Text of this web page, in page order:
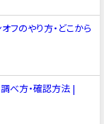
フのやり方・どこから
べ方・確認方法 |